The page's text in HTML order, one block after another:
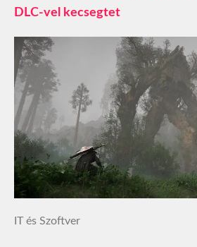
DLC-vel kecsegtet
IT és Szoftver